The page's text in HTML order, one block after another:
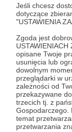
Jeśli chcesz
dotyczące
"USTAWIENIA
Zgoda jest
USTAWIENIACH
opisane Twoje
usunięcia lub
dowolnym
przeglądarki w
zależności od
przekazywane
trzecich tj. z
Gospodarczego.
temat
przetwarzania
w
*Wszystkie
też w
https://
** Instrukcja
na Spotify -
sluchac-